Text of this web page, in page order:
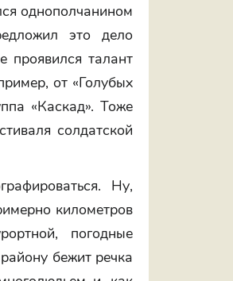
однополчанином
это дело
проявился талант
от «Голубых
«Каскад». Тоже
солдатской
Ну,
километров
погодные
бежит речка